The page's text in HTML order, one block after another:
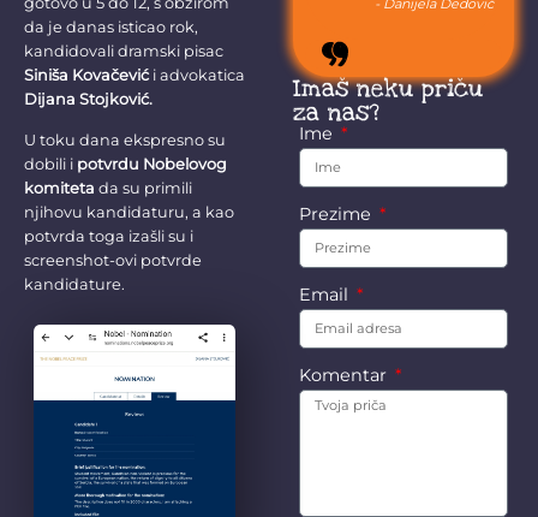
da je danas isticao rok,
kandidovali dramski pisac
Siniša Kovačević i advokatica
Dijana Stojković.
U toku dana ekspresno su
dobili i potvrdu Nobelovog
komiteta da su primili
njihovu kandidaturu, a kao
potvrda toga izašli su i
screenshot-ovi potvrde
kandidature.
Imaš neku priču
za nas?
Ime
Prezime
Email
Komentar